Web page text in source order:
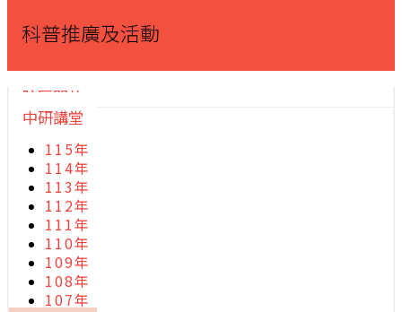
科普推廣及活動
院區開放
中研講堂
115年
114年
113年
112年
111年
110年
109年
108年
107年